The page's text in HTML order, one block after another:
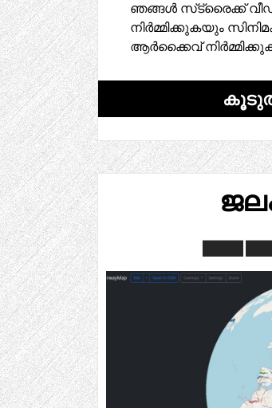
ഞങ്ങൾ സ്‌ട്രൈക്ക്
നിർമ്മിക്കുകയും
ആർക്കൈവ്